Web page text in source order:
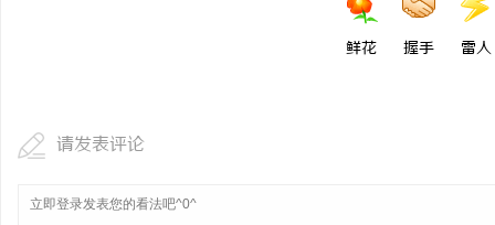
鲜花 握手 雷人
请发表评论